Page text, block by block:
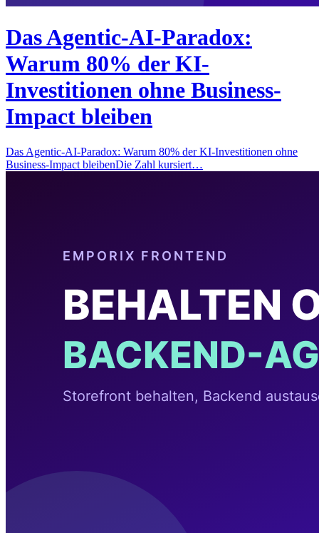
Das Agentic-AI-Paradox:
Warum 80% der KI-
Investitionen ohne Business-
Impact bleiben
Das Agentic-AI-Paradox: Warum 80% der KI-Investitionen ohne
Business-Impact bleibenDie Zahl kursiert…